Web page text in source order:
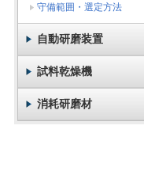
守備範囲・選定方法
自動研磨装置
試料乾燥機
消耗研磨材